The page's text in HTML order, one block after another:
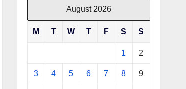
August 2026
M T W T F S S
1 2
3 4 5 6 7 8 9